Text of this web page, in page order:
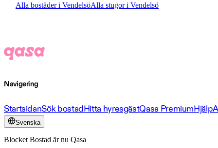
Alla bostäder i VendelsöAlla stugor i Vendelsö
Navigering
StartsidanSök bostadHitta hyresgästQasa PremiumHjälp
Svenska
Blocket Bostad är nu Qasa